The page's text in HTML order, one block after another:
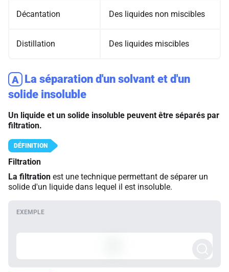
Décantation Des liquides non miscibles
Distillation Des liquides miscibles
A La séparation d'un solvant et d'un
solide insoluble
Un liquide et un solide insoluble peuvent être séparés par
filtration.
Filtration
La filtration est une technique permettant de séparer un
solide d'un liquide dans lequel il est insoluble.